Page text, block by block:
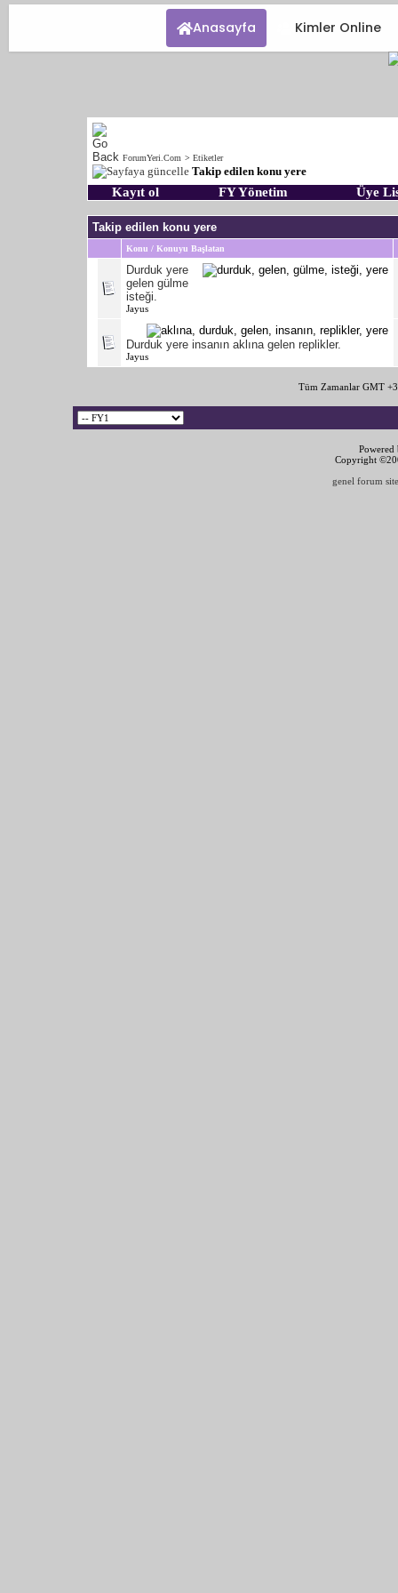
Anasayfa Kimler Online
ForumYeri.Com > Etiketler
Takip edilen konu yere
Kayıt ol FY Yönetim Üye
Takip edilen konu yere
Konu / Konuyu Başlatan
Durduk yere
gelen gülme
isteği.
Jayus
Durduk yere insanın aklına gelen replikler.
Jayus
Tüm Zamanlar GMT
Copyright
genel forum